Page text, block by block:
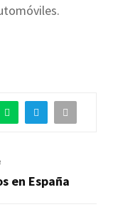
en España